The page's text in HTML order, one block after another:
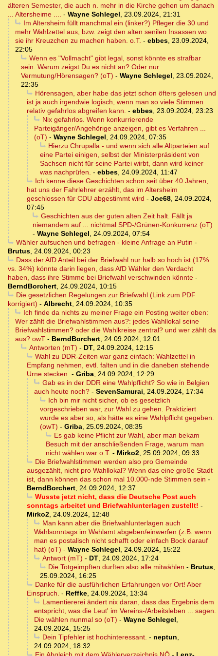
älteren Semester, die auch n. mehr in die Kirche gehen um danach
... Altersheime .... - Wayne Schlegel, 23.09.2024, 21:31
Im Altersheim füllt manchmal ein (linker?) Pfleger die 30 und
mehr Wahlzettel aus, bzw. zeigt den alten senilen Insassen wo
sie ihr Kreuzchen zu machen haben. o.T. - ebbes, 23.09.2024,
22:05
Wenn es "Vollmacht" gibt legal, sonst könnte es strafbar
sein. Warum zeigst Du es nicht an? Oder nur
Vermutung/Hörensagen? (oT) - Wayne Schlegel, 23.09.2024,
22:35
Hörensagen, aber habe das jetzt schon öfters gelesen und
ist ja auch irgendwie logisch, wenn man so viele Stimmen
relativ gefahrlos abgreifen kann. - ebbes, 23.09.2024, 23:23
Nix gefahrlos. Wenn konkurrierende
Parteigänger/Angehörige anzeigen, gibt es Verfahren ...
(oT) - Wayne Schlegel, 24.09.2024, 07:35
Hierzu Chrupalla - und wenn sich alle Altparteien auf
eine Partei einigen, selbst der Ministerpräsident von
Sachsen nicht für seine Partei wirbt, dann wird keiner
was nachprüfen. - ebbes, 24.09.2024, 11:47
Ich kenne diese Geschichten schon seit über 40 Jahren,
hat uns der Fahrlehrer erzählt, das im Altersheim
geschlossen für CDU abgestimmt wird - Joe68, 24.09.2024,
07:45
Geschichten aus der guten alten Zeit halt. Fällt ja
niemandem auf ... nichtmal SPD-/Grünen-Konkurrenz (oT)
- Wayne Schlegel, 24.09.2024, 07:54
Wähler aufsuchen und befragen - kleine Anfrage an Putin -
Brutus, 24.09.2024, 00:23
Dass der AfD Anteil bei der Briefwahl nur halb so hoch ist (17%
vs. 34%) könnte darin liegen, dass AfD Wähler den Verdacht
haben, dass ihre Stimme bei Briefwahl verschwinden könnte -
BerndBorchert, 24.09.2024, 10:15
Die gesetzlichen Regelungen zur Briefwahl (Link zum PDF
korrigiert) - Albrecht, 24.09.2024, 10:35
Ich finde da nichts zu meiner Frage ein Posting weiter oben:
Wer zählt die Briefwahlstimmen aus?: jedes Wahllokal seine
Briefwahlstimmen? oder die Wahlkreise zentral? und wer zählt da
aus? owT - BerndBorchert, 24.09.2024, 12:01
Antworten (mT) - DT, 24.09.2024, 12:15
Wahl zu DDR-Zeiten war ganz einfach: Wahlzettel in
Empfang nehmen, evtl. falten und in die daneben stehende
Urne stecken. - Griba, 24.09.2024, 12:29
Gab es in der DDR eine Wahlpflicht? So wie in Belgien
auch heute noch? - SevenSamurai, 24.09.2024, 17:34
Ich bin mir nicht sicher, ob es gesetzlich
vorgeschrieben war, zur Wahl zu gehen. Praktiziert
wurde es aber so, als hätte es eine Wahlpflicht gegeben.
(owT) - Griba, 25.09.2024, 08:35
Es gab keine Pflicht zur Wahl, aber man bekam
Besuch mit der anschließenden Frage, warum man
nicht wählen war o.T. - Mirko2, 25.09.2024, 09:33
Die Briefwahlstimmen werden also pro Gemeinde
ausgezählt, nicht pro Wahllokal? Wenn das eine große Stadt
ist, dann können das schon mal 10.000-nde Stimmen sein -
BerndBorchert, 24.09.2024, 12:37
Wusste jetzt nicht, dass die Deutsche Post auch
sonntags arbeitet und Briefwahlunterlagen zustellt! -
Mirko2, 24.09.2024, 12:48
Man kann aber die Briefwahlunterlagen auch
Wahlsonntags im Wahlamt abgeben/einwerfen (z.B. wenn
man es postalisch nicht schafft oder einfach Bock darauf
hat) (oT) - Wayne Schlegel, 24.09.2024, 15:22
Antwort (mT) - DT, 24.09.2024, 17:24
Die Totgeimpften durften also alle mitwählen - Brutus,
25.09.2024, 16:25
Danke für die ausführlichen Erfahrungen vor Ort! Aber
Einspruch. - Reffke, 24.09.2024, 13:34
Lamentiererei ändert nix daran, dass das Ergebnis dem
entspricht, was die Leut' im Vereins-/Arbeitsleben ... sagen.
Die wählen nunmal so (oT) - Wayne Schlegel,
24.09.2024, 15:25
Dein Tipfehler ist hochinteressant. - neptun,
24.09.2024, 18:32